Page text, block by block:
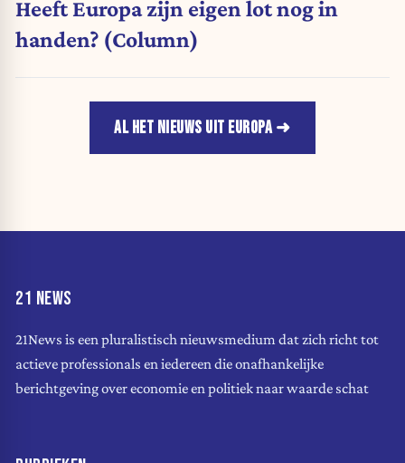
Heeft Europa zijn eigen lot nog in
handen? (Column)
AL HET NIEUWS UIT EUROPA
21 NEWS
21News is een pluralistisch nieuwsmedium dat zich richt tot
actieve professionals en iedereen die onafhankelijke
berichtgeving over economie en politiek naar waarde schat